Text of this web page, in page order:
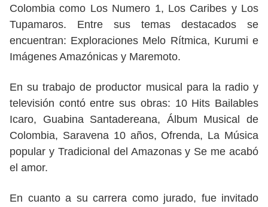
Colombia como Los Numero 1, Los Caribes y Los
Tupamaros. Entre sus temas destacados se
encuentran: Exploraciones Melo Rítmica, Kurumi e
Imágenes Amazónicas y Maremoto.
En su trabajo de productor musical para la radio y
televisión contó entre sus obras: 10 Hits Bailables
Icaro, Guabina Santadereana, Álbum Musical de
Colombia, Saravena 10 años, Ofrenda, La Música
popular y Tradicional del Amazonas y Se me acabó
el amor.
En cuanto a su carrera como jurado, fue invitado